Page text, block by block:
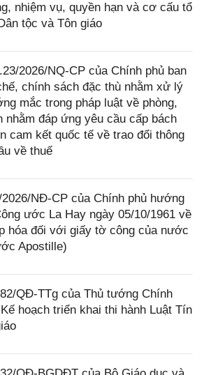
nhiệm vụ, quyền hạn và cơ cấu tổ
tộc và Tôn giáo
2026/NQ-CP của Chính phủ ban
chính sách đặc thù nhằm xử lý
mắc trong pháp luật về phòng,
nhằm đáp ứng yêu cầu cấp bách
cam kết quốc tế về trao đổi thông
về thuế
2026/NĐ-CP của Chính phủ hướng
ước La Hay ngày 05/10/1961 về
hóa đối với giấy tờ công của nước
Apostille)
QĐ-TTg của Thủ tướng Chính
hoạch triển khai thi hành Luật Tín